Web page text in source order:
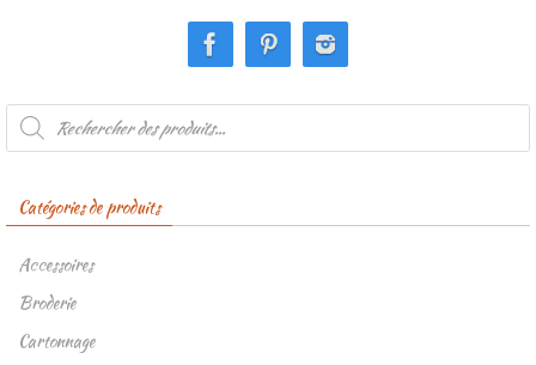
Recherche
produits
Catégories de produits
Accessoires
Broderie
Cartonnage